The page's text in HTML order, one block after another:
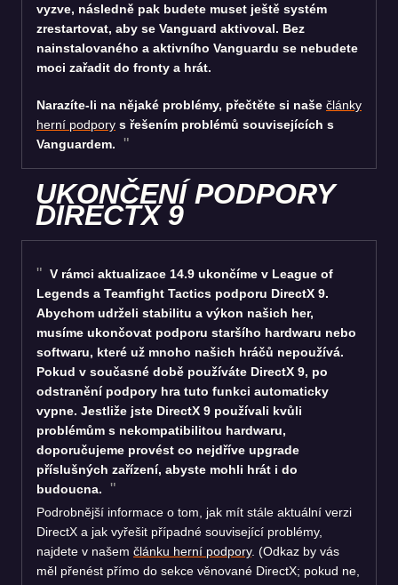
vyzve, následně pak budete muset ještě systém
zrestartovat, aby se Vanguard aktivoval. Bez
nainstalovaného a aktivního Vanguardu se nebudete
moci zařadit do fronty a hrát.
Narazíte-li na nějaké problémy, přečtěte si naše články
herní podpory s řešením problémů souvisejících s
Vanguardem.
UKONČENÍ PODPORY
DIRECTX 9
V rámci aktualizace 14.9 ukončíme v League of
Legends a Teamfight Tactics podporu DirectX 9.
Abychom udrželi stabilitu a výkon našich her,
musíme ukončovat podporu staršího hardwaru nebo
softwaru, které už mnoho našich hráčů nepoužívá.
Pokud v současné době používáte DirectX 9, po
odstranění podpory hra tuto funkci automaticky
vypne. Jestliže jste DirectX 9 používali kvůli
problémům s nekompatibilitou hardwaru,
doporučujeme provést co nejdříve upgrade
příslušných zařízení, abyste mohli hrát i do
budoucna.
Podrobnější informace o tom, jak mít stále aktuální verzi
DirectX a jak vyřešit případné související problémy,
najdete v našem článku herní podpory. (Odkaz by vás
měl přenést přímo do sekce věnované DirectX; pokud ne,